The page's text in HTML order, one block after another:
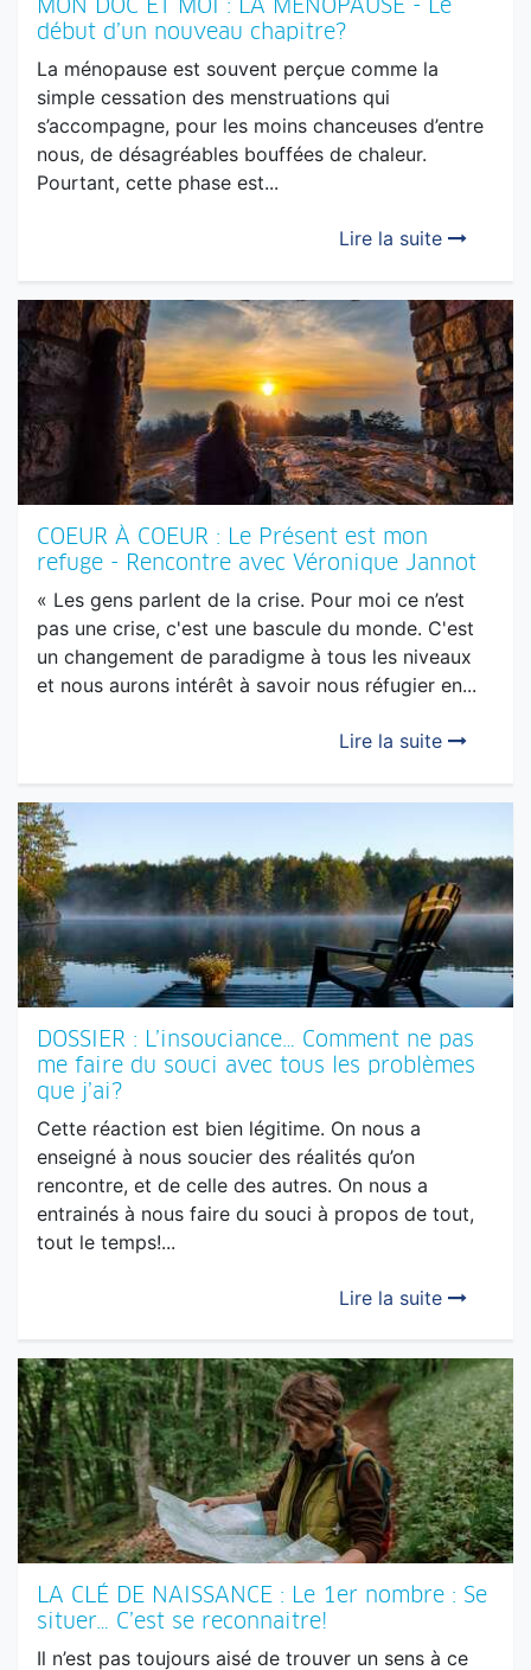
MON DOC ET MOI : LA MÉNOPAUSE - Le
début d’un nouveau chapitre?
simple cessation des menstruations qui
nous, de désagréables bouffées de chaleur.
Pourtant, cette phase est...
Lire la suite
COEUR À COEUR : Le Présent est mon
« Les gens parlent de la crise. Pour moi ce n’est
un changement de paradigme à tous les niveaux
et nous aurons intérêt à savoir nous réfugier en...
Lire la suite
DOSSIER : L’insouciance… Comment ne pas
me faire du souci avec tous les problèmes
que j’ai?
enseigné à nous soucier des réalités qu’on
entrainés à nous faire du souci à propos de tout,
tout le temps!...
Lire la suite